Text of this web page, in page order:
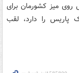
روی میز کشورمان برای
پاریس را دارد، لقب